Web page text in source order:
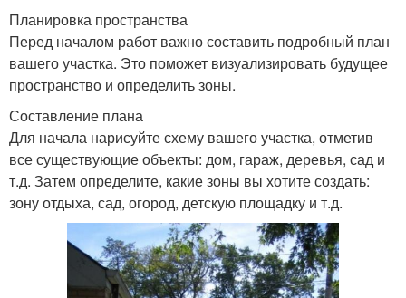
Планировка пространства
Перед началом работ важно составить подробный план
вашего участка. Это поможет визуализировать будущее
пространство и определить зоны.
Составление плана
Для начала нарисуйте схему вашего участка, отметив
все существующие объекты: дом, гараж, деревья, сад и
т.д. Затем определите, какие зоны вы хотите создать:
зону отдыха, сад, огород, детскую площадку и т.д.